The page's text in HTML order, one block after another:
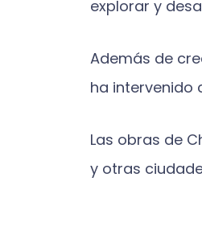
explorar y
Además de
ha intervenido
Las obras de
y otras